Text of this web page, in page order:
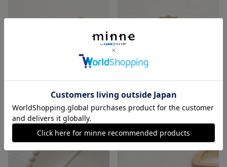
ホワイティウッド ホルダー
展示中
名入れ ピンキーウッド 歯固め
展示中